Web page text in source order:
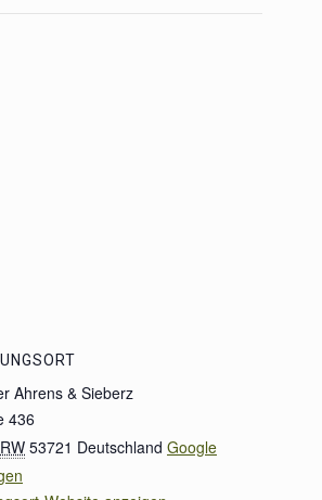
Ahrens & Sieberz
436
53721 Deutschland Google